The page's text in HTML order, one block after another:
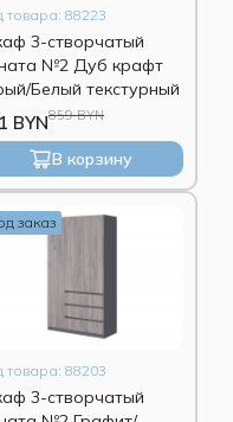
товара: 88223
3-створчатый
№2 Дуб крафт
Белый текстурный
859 BYN
BYN
В корзину
заказ
товара: 88203
3-створчатый